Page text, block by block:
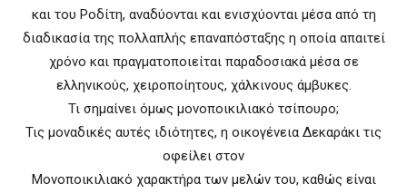
και του Ροδίτη, αναδύονται και ενισχύονται μέσα από τη
διαδικασία της πολλαπλής επαναπόσταξης η οποία απαιτεί
χρόνο και πραγματοποιείται παραδοσιακά μέσα σε
ελληνικούς, χειροποίητους, χάλκινους άμβυκες.
Τι σημαίνει όμως μονοποικιλιακό τσίπουρο;
Τις μοναδικές αυτές ιδιότητες, η οικογένεια Δεκαράκι τις
οφείλει στον
Μονοποικιλιακό χαρακτήρα των μελών του, καθώς είναι